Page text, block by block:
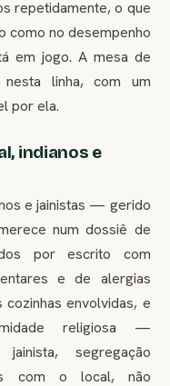
repetidamente, o que
como no desempenho
em jogo. A mesa de
linha, com um
por ela.
indianos e
e jainistas — gerido
num dossiê de
por escrito com
e de alergias
envolvidas, e
religiosa —
segregação
com o local, não